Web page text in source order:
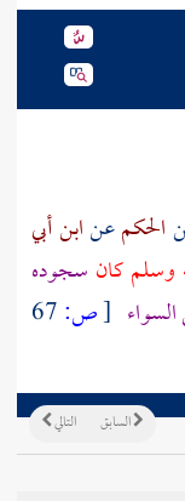
الحكمعنابن أبي
وسلم كان سجوده
[ص:67
التالي السابق